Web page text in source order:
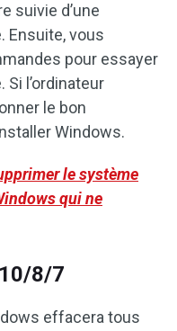
suivie d’une
Ensuite, vous
pour essayer
l’ordinateur
le bon
Windows.
le système
qui ne
8/7
effacera tous